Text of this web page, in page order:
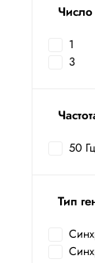
1
3
50 Гц
Тип